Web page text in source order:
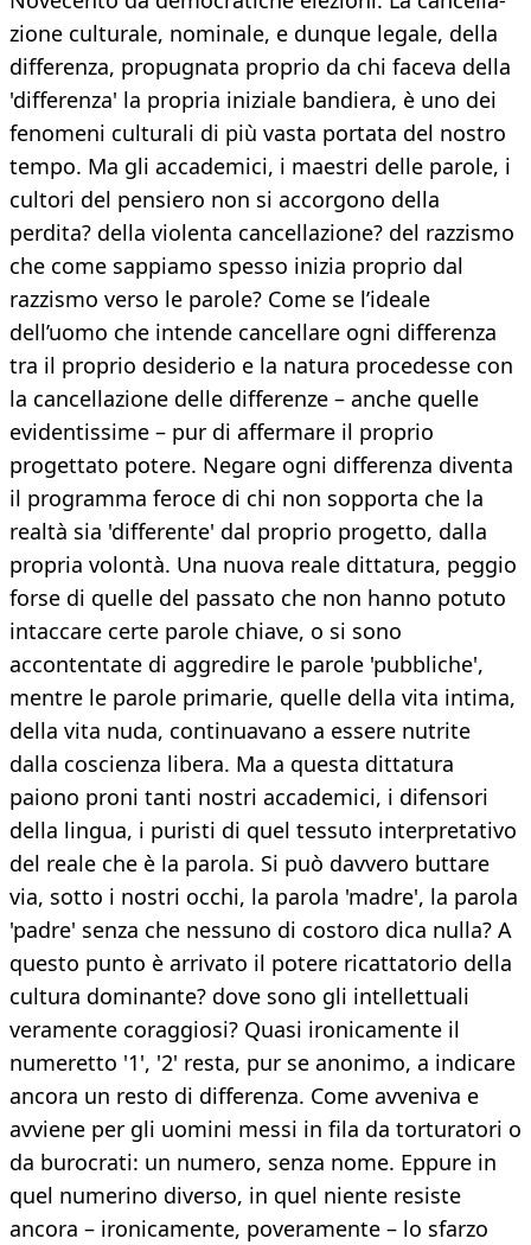
zione culturale, nominale, e dunque legale, della
dif­ferenza, propugnata proprio da chi faceva della
'dif­ferenza' la propria iniziale bandiera, è uno dei
fe­nomeni culturali di più vasta portata del nostro
tem­po. Ma gli accademici, i maestri delle parole, i
culto­ri del pensiero non si accorgono della
perdita? della violenta cancellazione? del razzismo
che come sap­piamo spesso inizia proprio dal
razzismo verso le parole? Come se l’ideale
dell’uomo che intende can­cellare ogni differenza
tra il proprio desiderio e la natura procedesse con
la cancellazione delle diffe­renze – anche quelle
evidentissime – pur di affer­mare il proprio
progettato potere. Negare ogni differenza diventa
il programma feroce di chi non sopporta che la
realtà sia 'differente' dal proprio progetto, dalla
propria volontà. Una nuova reale dittatura, peggio
forse di quelle del passato che non hanno potuto
intaccare certe parole chiave, o si sono
accontentate di aggredire le parole 'pubbli­che',
mentre le parole primarie, quelle della vita in­tima,
della vita nuda, continuavano a essere nutrite
dalla coscienza libera. Ma a questa dittatura
paiono proni tanti nostri accademici, i difensori
della lingua, i puristi di quel tessuto interpretativo
del reale che è la parola. Si può davvero buttare
via, sotto i nostri oc­chi, la parola 'madre', la parola
'padre' senza che nessuno di costoro dica nulla? A
questo punto è ar­rivato il potere ricattatorio della
cultura dominante? dove sono gli intellettuali
veramente coraggiosi? Quasi ironicamente il
numeretto '1', '2' resta, pur se anonimo, a indicare
ancora un resto di differen­za. Come avveniva e
avviene per gli uomini messi in fila da torturatori o
da burocrati: un numero, senza nome. Eppure in
quel numerino diverso, in quel niente resiste
ancora – ironicamente, poveramente – lo sfarzo